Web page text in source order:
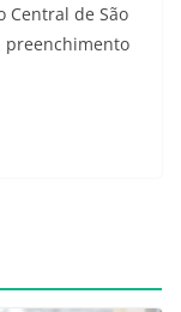
Central de São
preenchimento